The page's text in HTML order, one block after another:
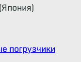
погрузчики